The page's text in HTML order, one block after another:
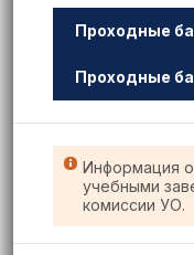
Проходные
Проходные
Информация
учебными
комиссии УО.